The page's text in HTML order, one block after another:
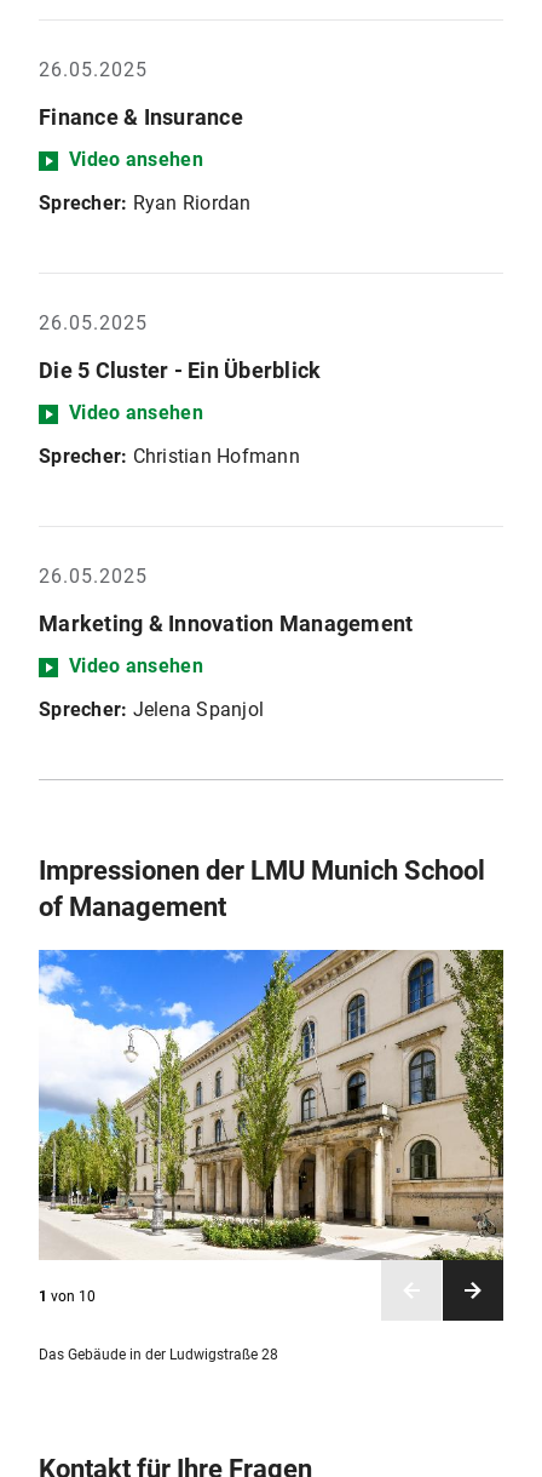
26.05.2025
Finance & Insurance
Video ansehen
Sprecher: Ryan Riordan
26.05.2025
Die 5 Cluster - Ein Überblick
Video ansehen
Sprecher: Christian Hofmann
26.05.2025
Marketing & Innovation Management
Video ansehen
Sprecher: Jelena Spanjol
Impressionen der LMU Munich School
of Management
1 von 10
Das Gebäude in der Ludwigstraße 28
Kontakt für Ihre Fragen